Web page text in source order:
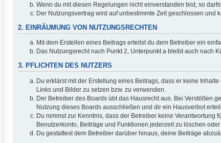
Wenn du mit diesen Regelungen nicht einverstanden bist, so
Der Nutzungsvertrag wird auf unbestimmte Zeit geschlossen
2. EINRÄUMUNG VON NUTZUNGSRECHTEN
Mit dem Erstellen eines Beitrags erteilst du dem Betreiber ein
Das Nutzungsrecht nach Punkt 2, Unterpunkt a bleibt auch nach
3. PFLICHTEN DES NUTZERS
Du erklärst mit der Erstellung eines Beitrags, dass er keine
Links und Bilder zu setzen bzw. zu verwenden.
Der Betreiber des Boards übt das Hausrecht aus. Bei Verstößen
Nutzung dieses Boards ausschließen und dir ein Hausverbot
Du nimmst zur Kenntnis, dass der Betreiber keine Verantwortung
Benutzerkonto, Beiträge und Funktionen jederzeit zu löschen oder
Du gestattest dem Betreiber darüber hinaus, deine Beiträge